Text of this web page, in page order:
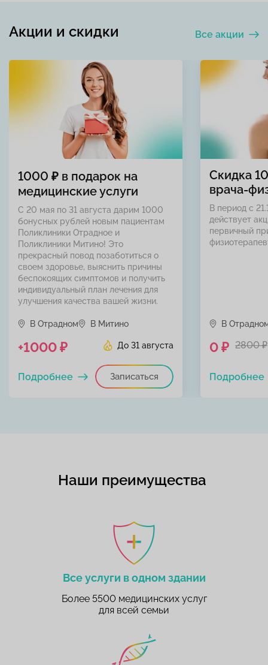
Все акции
Акции и скидки
1000 ₽ в подарок на
медицинские услуги
С 20 мая по 31 августа дарим 1000
бонусных рублей новым пациентам
Поликлиники Отрадное и
Поликлиники Митино! Это
прекрасный повод позаботиться о
своем здоровье, выяснить причины
беспокоящих симптомов и получить
индивидуальный план лечения для
улучшения качества вашей жизни.
В Отрадном В Митино
До 31 августа
+1000 ₽
Записаться
Подробнее
Скидка
врача-
В период с
действует
первичный
В
0 ₽ 2800 ₽
Подробнее
Наши преимущества
Все услуги в одном здании
Более 5500 медицинских услуг
для всей семьи